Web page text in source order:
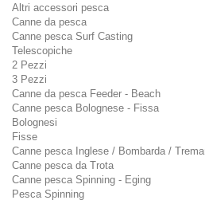
Altri accessori pesca
Canne da pesca
Canne pesca Surf Casting
Telescopiche
2 Pezzi
3 Pezzi
Canne da pesca Feeder - Beach
Canne pesca Bolognese - Fissa
Bolognesi
Fisse
Canne pesca Inglese / Bombarda /
Canne pesca da Trota
Canne pesca Spinning - Eging
Pesca Spinning